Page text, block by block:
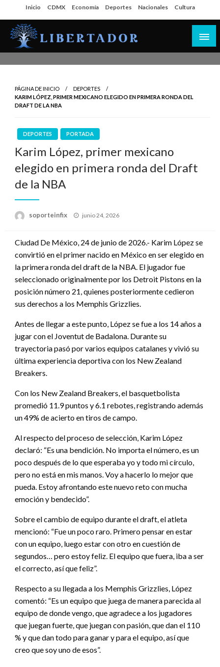
al
contenido
Inicio CDMX Economía Deportes Nacionales Cultura
PÁGINA DE INICIO
DEPORTES
KARIM LÓPEZ, PRIMER MEXICANO ELEGIDO EN PRIMERA RONDA DEL
DRAFT DE LA NBA
DEPORTES PORTADA
Karim López, primer mexicano
elegido en primera ronda del Draft
de la NBA
soporteinfix
Publicado
junio 24, 2026
Ciudad De México, 24 de junio de 2026.- Karim López se
convirtió en el primer nacido en México en ser elegido en
la primera ronda del draft de la NBA. El jugador fue
seleccionado originalmente por los Detroit Pistons en la
posición número 21, quienes posteriormente cedieron
sus derechos a los Memphis Grizzlies.
Antes de llegar a este punto, López se fue a los 14 años a
jugar con el Joventut de Badalona. Durante su
trayectoria pasó por varios equipos catalanes y vivió su
última experiencia deportiva con los New Zealand
Breakers.
Con los New Zealand Breakers, el basquetbolista
promedió 11.9 puntos y 6.1 rebotes, registrando además
un 49% de acierto en tiros de campo.
Al respecto del proceso de selección, Karim López
declaró: “Es una bendición. No importa el número, es un
poco después de lo que esperaba yo y todo mi círculo,
pero no está en mis manos. Voy a hacerlo lo mejor que
pueda. Estoy afrontando este nuevo reto con mucha
emoción y bendecido”.
Sobre el cambio de equipo durante el draft, el atleta
mencionó: “Fue un poco raro. Primero pensar en estar
con un equipo, luego estar con otro en cuestión de
segundos… pero estoy feliz. El equipo que fuera, iba a ser
el correcto, así que feliz”.
Respecto a su llegada a los Memphis Grizzlies, López
comentó: “Es un equipo que juega de manera parecida al
equipo de donde vengo, que agradece a los jugadores
que juegan fuerte, que juegan con pasión, que dan el 110
% y que dan todo para ganar y para el equipo, así que
creo que soy uno de esos”.